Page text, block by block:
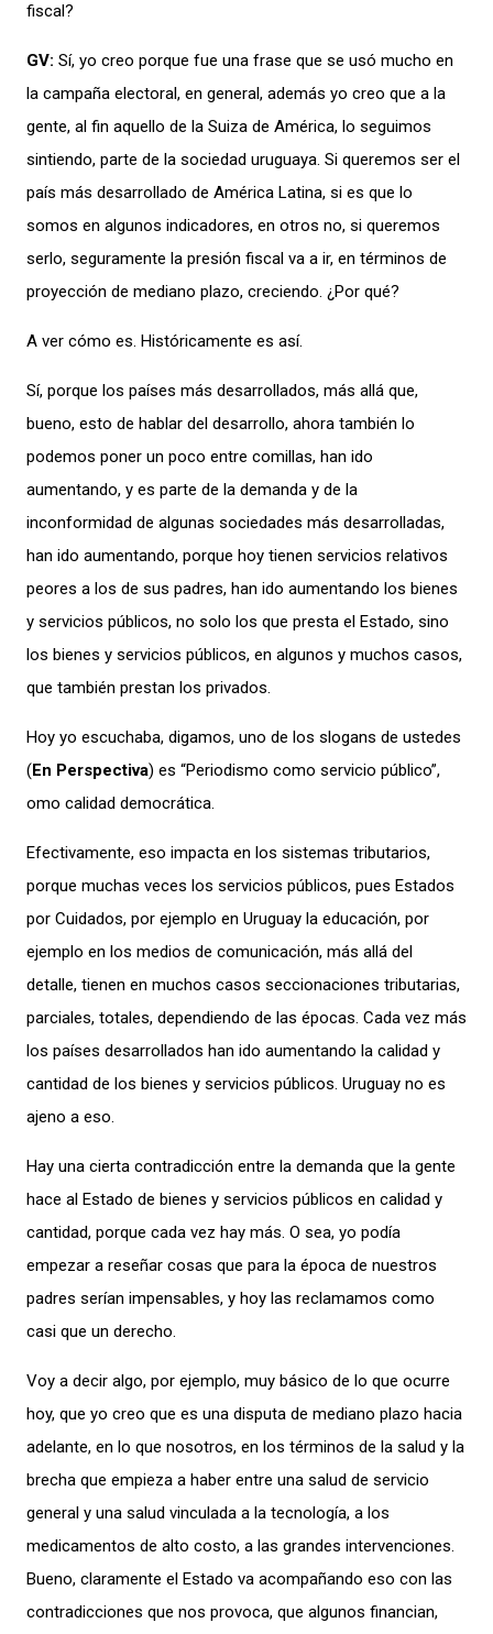
fiscal?
GV: Sí, yo creo porque fue una frase que se usó mucho en
la campaña electoral, en general, además yo creo que a la
gente, al fin aquello de la Suiza de América, lo seguimos
sintiendo, parte de la sociedad uruguaya. Si queremos ser el
país más desarrollado de América Latina, si es que lo
somos en algunos indicadores, en otros no, si queremos
serlo, seguramente la presión fiscal va a ir, en términos de
proyección de mediano plazo, creciendo. ¿Por qué?
A ver cómo es. Históricamente es así.
Sí, porque los países más desarrollados, más allá que,
bueno, esto de hablar del desarrollo, ahora también lo
podemos poner un poco entre comillas, han ido
aumentando, y es parte de la demanda y de la
inconformidad de algunas sociedades más desarrolladas,
han ido aumentando, porque hoy tienen servicios relativos
peores a los de sus padres, han ido aumentando los bienes
y servicios públicos, no solo los que presta el Estado, sino
los bienes y servicios públicos, en algunos y muchos casos,
que también prestan los privados.
Hoy yo escuchaba, digamos, uno de los slogans de ustedes
(En Perspectiva) es “Periodismo como servicio público”,
omo calidad democrática.
Efectivamente, eso impacta en los sistemas tributarios,
porque muchas veces los servicios públicos, pues Estados
por Cuidados, por ejemplo en Uruguay la educación, por
ejemplo en los medios de comunicación, más allá del
detalle, tienen en muchos casos seccionaciones tributarias,
parciales, totales, dependiendo de las épocas. Cada vez más
los países desarrollados han ido aumentando la calidad y
cantidad de los bienes y servicios públicos. Uruguay no es
ajeno a eso.
Hay una cierta contradicción entre la demanda que la gente
hace al Estado de bienes y servicios públicos en calidad y
cantidad, porque cada vez hay más. O sea, yo podía
empezar a reseñar cosas que para la época de nuestros
padres serían impensables, y hoy las reclamamos como
casi que un derecho.
Voy a decir algo, por ejemplo, muy básico de lo que ocurre
hoy, que yo creo que es una disputa de mediano plazo hacia
adelante, en lo que nosotros, en los términos de la salud y la
brecha que empieza a haber entre una salud de servicio
general y una salud vinculada a la tecnología, a los
medicamentos de alto costo, a las grandes intervenciones.
Bueno, claramente el Estado va acompañando eso con las
contradicciones que nos provoca, que algunos financian,